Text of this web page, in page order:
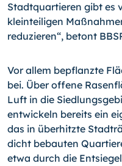
Stadtquartieren gibt es
kleinteiligen
reduzie­ren“, betont
Vor allem bepflanzte
bei. Über offene
Luft in die
entwickeln bereits ein
das in überhitzte
dicht bebauten
etwa durch die